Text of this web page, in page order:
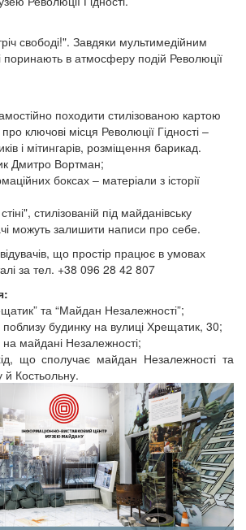
свободі!". Завдяки мультимедійним
поринають в атмосферу подій Революції
походити стилізованою картою
ключові місця Революції Гідності –
і мітингарів, розміщення барикад.
Дмитро Вортман;
боксах – матеріали з історії
стилізованій під майданівську
можуть залишити написи про себе.
що простір працює в умовах
за тел. +38 096 28 42 807
та “Майдан Незалежності”;
поблизу будинку на вулиці Хрещатик, 30;
на майдані Незалежності;
що сполучає майдан Незалежності та
й Костьольну.